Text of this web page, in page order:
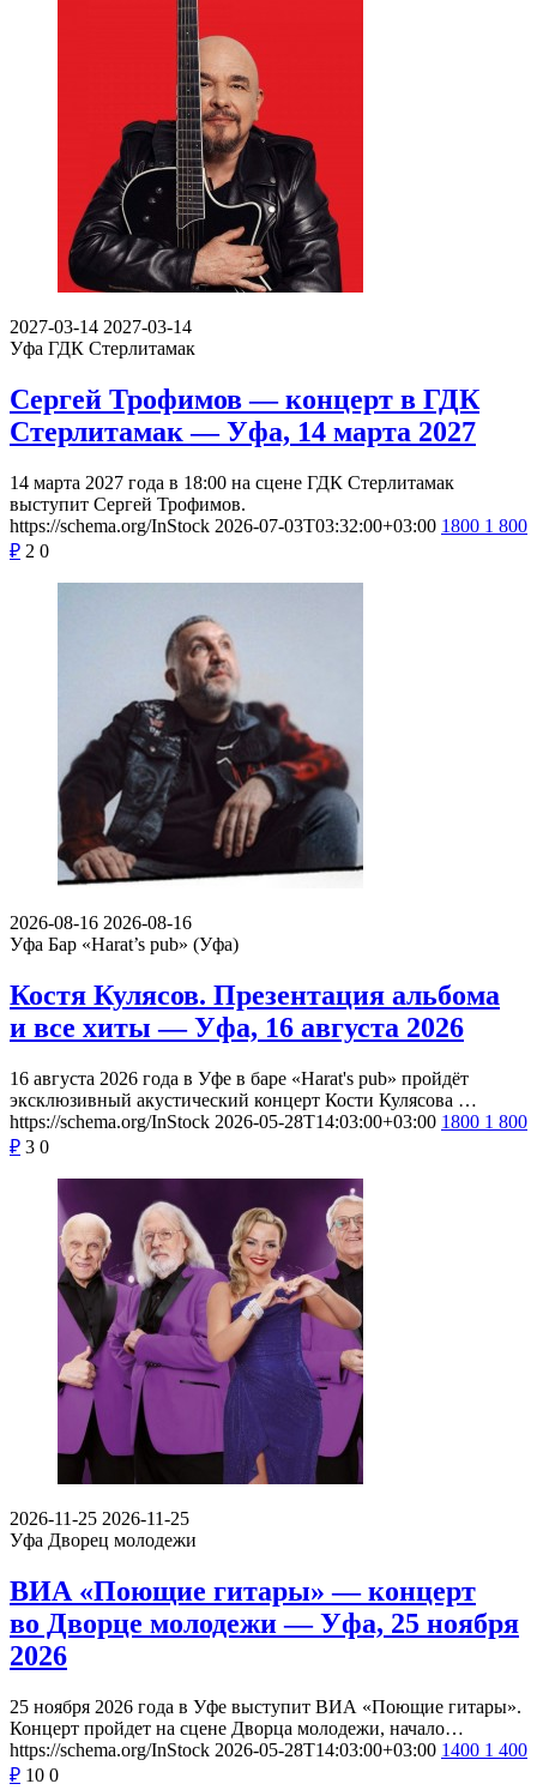
2027-03-14 2027-03-14
Уфа ГДК Стерлитамак
Сергей Трофимов — концерт в ГДК
Стерлитамак — Уфа, 14 марта 2027
14 марта 2027 года в 18:00 на сцене ГДК Стерлитамак
выступит Сергей Трофимов.
https://schema.org/InStock 2026-07-03T03:32:00+03:00 1800 1 800
₽ 2 0
2026-08-16 2026-08-16
Уфа Бар «Harat’s pub» (Уфа)
Костя Кулясов. Презентация альбома
и все хиты — Уфа, 16 августа 2026
16 августа 2026 года в Уфе в баре «Harat's pub» пройдёт
эксклюзивный акустический концерт Кости Кулясова …
https://schema.org/InStock 2026-05-28T14:03:00+03:00 1800 1 800
₽ 3 0
2026-11-25 2026-11-25
Уфа Дворец молодежи
ВИА «Поющие гитары» — концерт
во Дворце молодежи — Уфа, 25 ноября
2026
25 ноября 2026 года в Уфе выступит ВИА «Поющие гитары».
Концерт пройдет на сцене Дворца молодежи, начало…
https://schema.org/InStock 2026-05-28T14:03:00+03:00 1400 1 400
₽ 10 0